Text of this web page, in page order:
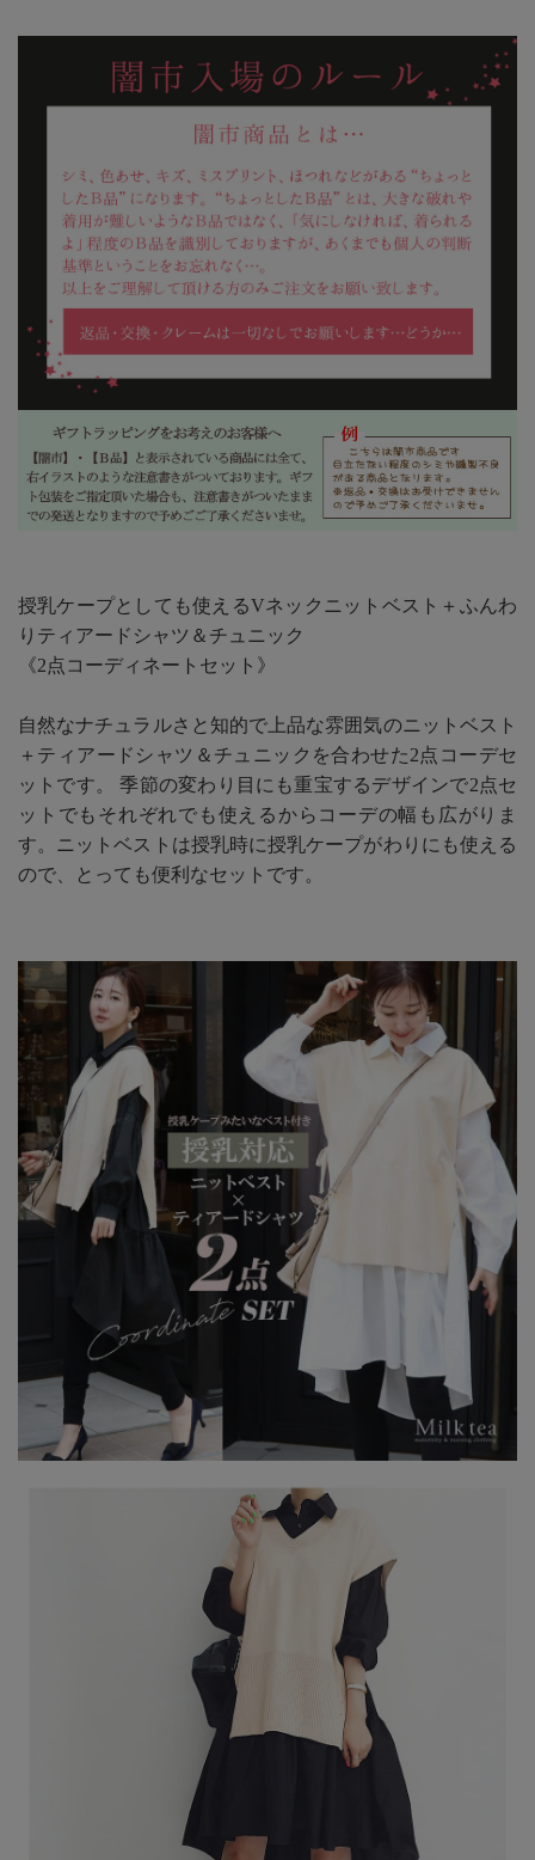
授乳ケープとしても使えるVネックニットベスト＋ふんわ
りティアードシャツ＆チュニック
《2点コーディネートセット》
自然なナチュラルさと知的で上品な雰囲気のニットベスト
＋ティアードシャツ＆チュニックを合わせた2点コーデセ
ットです。 季節の変わり目にも重宝するデザインで2点セ
ットでもそれぞれでも使えるからコーデの幅も広がりま
す。ニットベストは授乳時に授乳ケープがわりにも使える
ので、とっても便利なセットです。